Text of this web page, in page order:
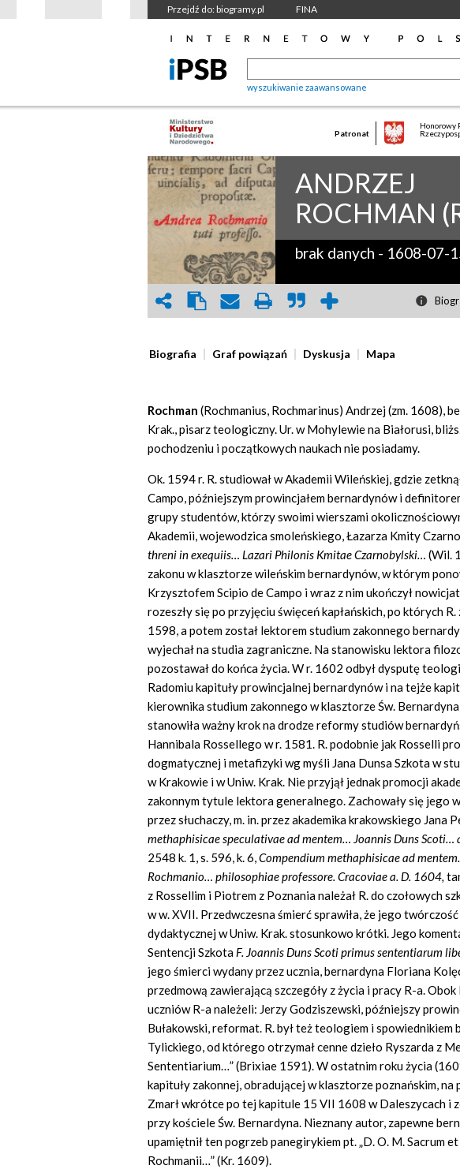
Przejdź do: biogramy.pl FINA
wyszukiwanie zaawansowane
Patronat
Honorowy
ANDRZEJ
ROCHMAN
brak danych - 1608-07-
Biografia Graf powiązań Dyskusja Mapa
Rochman (Rochmanius, Rochmarinus) Andrzej (zm. 1608),
Krak., pisarz teologiczny. Ur. w Mohylewie na Białorusi,
pochodzeniu i początkowych naukach nie posiadamy.
Ok. 1594 r. R. studiował w Akademii Wileńskiej, gdzie
Campo, późniejszym prowincjałem bernardynów i
grupy studentów, którzy swoimi wierszami
Akademii, wojewodzica smoleńskiego, Łazarza Kmity
threni in exequiis… Lazari Philonis Kmitae Czarnobylski… (Wil.
zakonu w klasztorze wileńskim bernardynów, w którym
Krzysztofem Scipio de Campo i wraz z nim ukończył
rozeszły się po przyjęciu święceń kapłańskich, po których R.
1598, a potem został lektorem studium zakonnego
wyjechał na studia zagraniczne. Na stanowisku lektora
pozostawał do końca życia. W r. 1602 odbył dysputę
Radomiu kapituły prowincjalnej bernardynów i na tejże
kierownika studium zakonnego w klasztorze Św.
stanowiła ważny krok na drodze reformy studiów
Hannibala Rossellego w r. 1581. R. podobnie jak Rosselli
dogmatycznej i metafizyki wg myśli Jana Dunsa Szkota w
w Krakowie i w Uniw. Krak. Nie przyjął jednak promocji
zakonnym tytule lektora generalnego. Zachowały się jego
przez słuchaczy, m. in. przez akademika krakowskiego Jana
methaphisicae speculativae ad mentem… Joannis DunsScoti…
2548 k. 1, s. 596, k. 6,Compendium methaphisicaead
Rochmanio… philosophiaeprofessore. Cracoviae a. D. 1604,
z Rossellim i Piotrem z Poznania należał R. do czołowych
w w. XVII. Przedwczesna śmierć sprawiła, że jego
dydaktycznej w Uniw. Krak. stosunkowo krótki. Jego
Sentencji Szkota F. Joannis DunsScotiprimus sententiarum
jego śmierci wydany przez ucznia, bernardyna Floriana
przedmową zawierającą szczegóły z życia i pracy R-a.
uczniów R-a należeli: Jerzy Godziszewski, późniejszy
Bułakowski, reformat. R. był też teologiem i
Tylickiego, od którego otrzymał cenne dzieło Ryszarda z
Sententiarium…”(Brixiae 1591). W ostatnim roku życia
kapituły zakonnej, obradującej w klasztorze poznańskim,
Zmarł wkrótce po tej kapitule 15 VII 1608 w Daleszycach i
przy kościele Św. Bernardyna. Nieznany autor, zapewne
upamiętnił ten pogrzeb panegirykiem pt. „D. O. M. Sacrum et
Rochmanii…” (Kr. 1609).